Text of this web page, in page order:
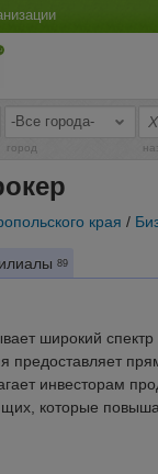
город
края /
89
широкий спектр
предоставляет
инвесторам
которые